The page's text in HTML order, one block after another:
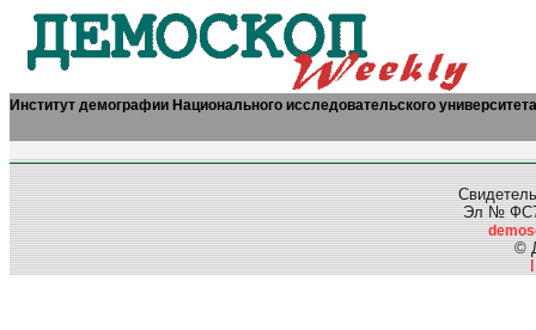
Институт демографии Национального исследовательского
Эл №
©